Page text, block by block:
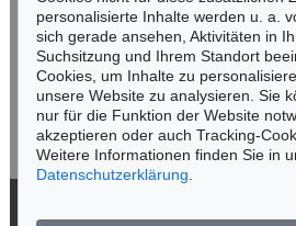
Auktion 591 - Lot 251
Jetzt zum Newsletter
personalisierte Inhalte werden u. a.
sich gerade ansehen, Aktivitäten in
Suchsitzung und Ihrem Standort
Cookies, um Inhalte zu
unsere Website zu analysieren. Sie
nur für die Funktion der Website
akzeptieren oder auch Tracking-
Weitere Informationen finden Sie in
Datenschutzerklärung